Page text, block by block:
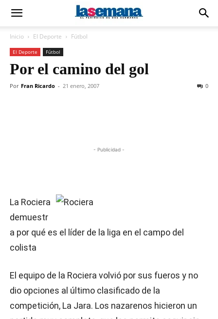
Inicio El Deporte Fútbol
El Deporte Fútbol
Por el camino del gol
Por Fran Ricardo - 21 enero, 2007 0
- Publicidad -
La Rociera
demuestr
a por qué es el líder de la liga en el campo del
colista
El equipo de la Rociera volvió por sus fueros y no
dio opciones al último clasificado de la
competición, La Jara. Los nazarenos hicieron un